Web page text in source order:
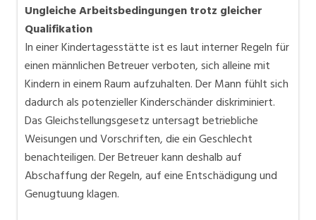
Ungleiche Arbeitsbedingungen trotz gleicher
Qualifikation
In einer Kindertagesstätte ist es laut interner Regeln für
einen männlichen Betreuer verboten, sich alleine mit
Kindern in einem Raum aufzuhalten. Der Mann fühlt sich
dadurch als potenzieller Kinderschänder diskriminiert.
Das Gleichstellungsgesetz untersagt betriebliche
Weisungen und Vorschriften, die ein Geschlecht
benachteiligen. Der Betreuer kann deshalb auf
Abschaffung der Regeln, auf eine Entschädigung und
Genugtuung klagen.